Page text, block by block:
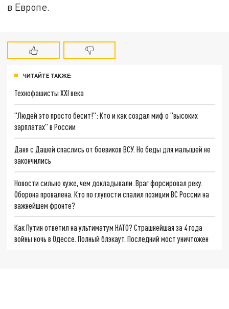
в Европе.
ЧИТАЙТЕ ТАКЖЕ:
Технофашисты XXI века
"Людей это просто бесит!": Кто и как создал миф о "высоких
зарплатах" в России
Даня с Дашей спаслись от боевиков ВСУ. Но беды для малышей не
закончились
Новости сильно хуже, чем докладывали. Враг форсировал реку.
Оборона провалена. Кто по глупости спалил позиции ВС России на
важнейшем фронте?
Как Путин ответил на ультиматум НАТО? Страшнейшая за 4 года
войны ночь в Одессе. Полный блэкаут. Последний мост уничтожен